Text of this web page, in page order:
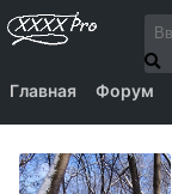
Главная Форум